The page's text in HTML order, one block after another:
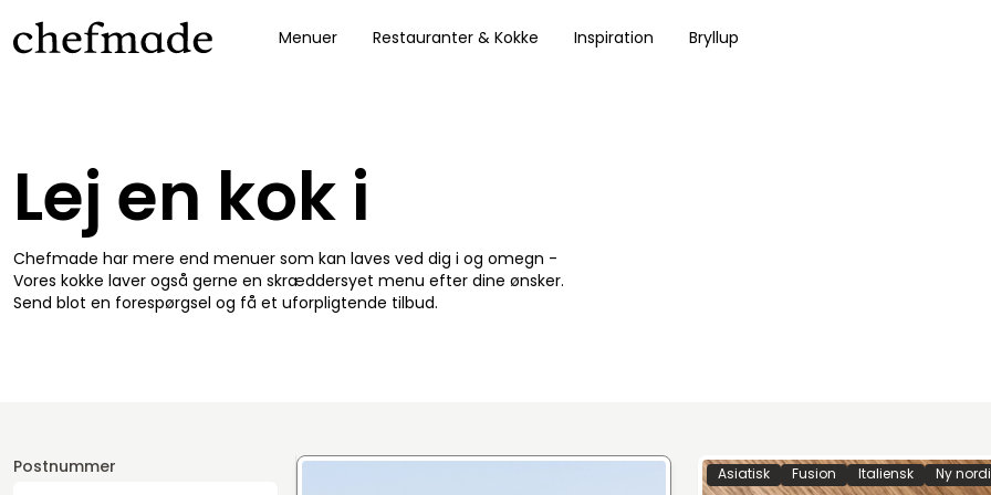
Menuer Restauranter & Kokke Inspiration Bryllup
Lej en kok i
Chefmade har mere end menuer som kan laves ved dig i og omegn -
Vores kokke laver også gerne en skræddersyet menu efter dine ønsker.
Send blot en forespørgsel og få et uforpligtende tilbud.
Postnummer Asiatisk Fusion Italiensk Ny